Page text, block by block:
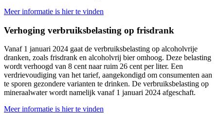
Meer informatie is hier te vinden
Verhoging verbruiksbelasting op frisdrank
Vanaf 1 januari 2024 gaat de verbruiksbelasting op alcoholvrije
dranken, zoals frisdrank en alcoholvrij bier omhoog. Deze belasting
wordt verhoogd van 8 cent naar ruim 26 cent per liter. Een
verdrievoudiging van het tarief, aangekondigd om consumenten aan
te sporen gezondere varianten te drinken. De verbruiksbelasting op
mineraalwater wordt namelijk vanaf 1 januari 2024 afgeschaft.
Meer informatie is hier te vinden